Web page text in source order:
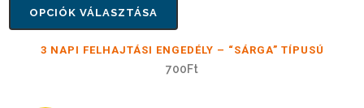
OPCIÓK VÁLASZTÁSA
3 NAPI FELHAJTÁSI ENGEDÉLY – “SÁRGA” TÍPUSÚ
700Ft